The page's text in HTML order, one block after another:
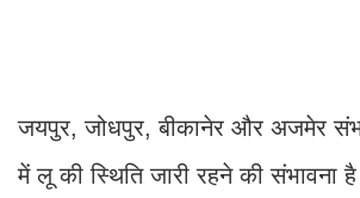
जयपुर, जोधपुर, बीकानेर और अजमेर
में लू की स्थिति जारी रहने की संभावना